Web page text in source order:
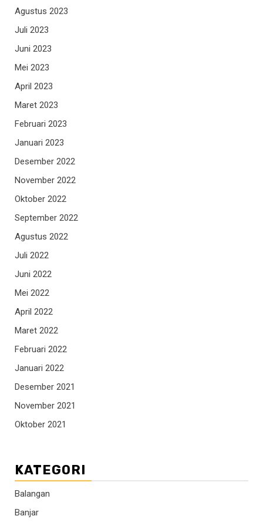
Agustus 2023
Juli 2023
Juni 2023
Mei 2023
April 2023
Maret 2023
Februari 2023
Januari 2023
Desember 2022
November 2022
Oktober 2022
September 2022
Agustus 2022
Juli 2022
Juni 2022
Mei 2022
April 2022
Maret 2022
Februari 2022
Januari 2022
Desember 2021
November 2021
Oktober 2021
KATEGORI
Balangan
Banjar